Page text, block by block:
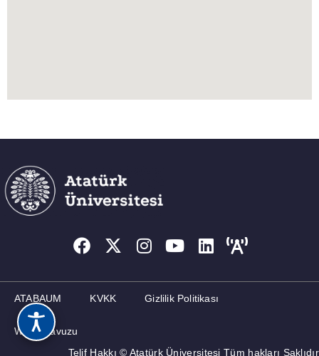
ATABAUM KVKK Gizlilik Politikası
Web Kılavuzu
Telif Hakkı © Atatürk Üniversitesi Tüm hakları Saklıdır